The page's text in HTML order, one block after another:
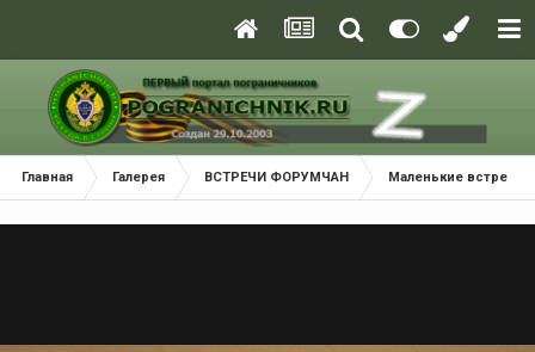
Главная Галерея ВСТРЕЧИ ФОРУМЧАН Маленькие встречи